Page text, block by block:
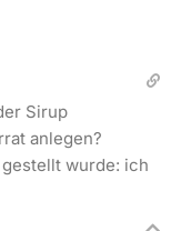
Sirup
anlegen?
wurde: ich